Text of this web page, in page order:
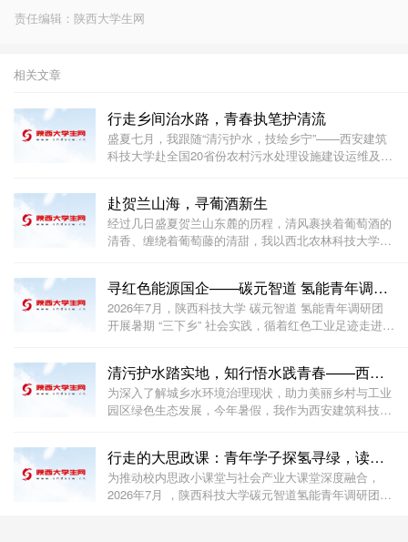
责任编辑：陕西大学生网
相关文章
行走乡间治水路，青春执笔护清流
盛夏七月，我跟随“清污护水，技绘乡宁”——西安建筑
科技大学赴全国20省份农村污水处理设施建设运维及技
稳的校园课堂，直面乡村真实的治水难题，短短几
赴贺兰山海，寻葡酒新生
经过几日盛夏贺兰山东麓的历程，清风裹挟着葡萄酒的
清香、缠绕着葡萄藤的清甜，我以西北农林科技大学学
专业词条，我终于真切触摸到宁夏葡萄酒产业温热的寻红色能源国企——碳元智道 氢能青年调研团把氢能科
2026年7月，陕西科技大学 碳元智道 氢能青年调研团
开展暑期 “三下乡” 社会实践，循着红色工业足迹走进老
根西北、实业报国的红色传承，在产业一线践行
清污护水踏实地，知行悟水践青春——西安建筑科技大学
为深入了解城乡水环境治理现状，助力美丽乡村与工业
园区绿色生态发展，今年暑假，我作为西安建筑科技大
置、水资源循环回用等方向开展连续多日实地走访，行走的大思政课：青年学子探氢寻绿，读懂能源革命里的
为推动校内思政小课堂与社会产业大课堂深度融合，
2026年7月 ，陕西科技大学碳元智道氢能青年调研团依